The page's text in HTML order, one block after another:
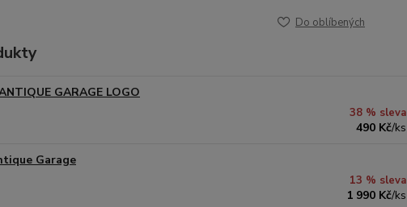
Do oblíbených
GARAGE LOGO
38 % sleva
490 Kč/ks
Garage
13 % sleva
1 990 Kč/ks